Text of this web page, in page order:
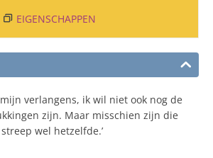
EIGENSCHAPPEN
verlangens, ik wil niet ook nog de
zijn. Maar misschien zijn die
wel hetzelfde.’